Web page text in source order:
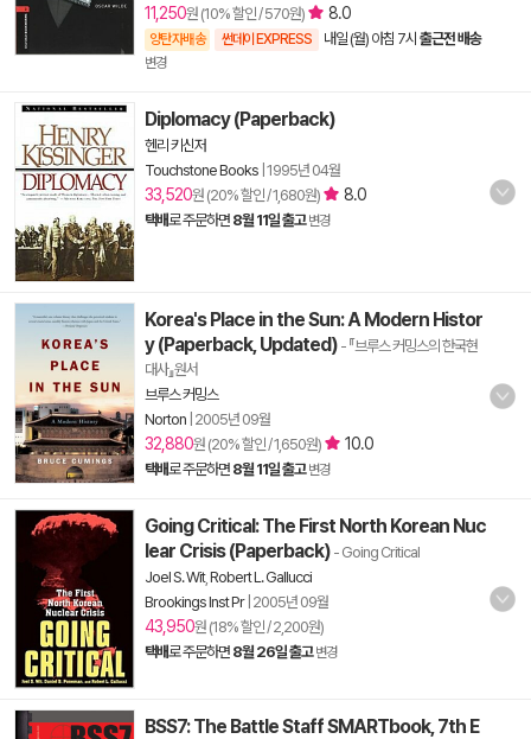
11,250원 (10% 할인 / 570원) 8.0
양탄자배송 썬데이 EXPRESS 내일 (월) 아침 7시 출근전 배송
변경
Diplomacy (Paperback)
헨리 키신저
Touchstone Books 1995년 04월
33,520원 (20% 할인 / 1,680원) 8.0
택배로 주문하면 8월 11일 출고 변경
Korea's Place in the Sun: A Modern Histor
y (Paperback, Updated) - 『브루스 커밍스의 한국현
대사』원서
브루스 커밍스
Norton 2005년 09월
32,880원 (20% 할인 / 1,650원) 10.0
택배로 주문하면 8월 11일 출고 변경
Going Critical: The First North Korean Nuc
lear Crisis (Paperback) - Going Critical
Joel S. Wit, Robert L. Gallucci
Brookings Inst Pr| 2005년 09월
43,950원 (18% 할인 / 2,200원)
택배로 주문하면 8월 26일 출고 변경
BSS7: The Battle Staff SMARTbook, 7th E